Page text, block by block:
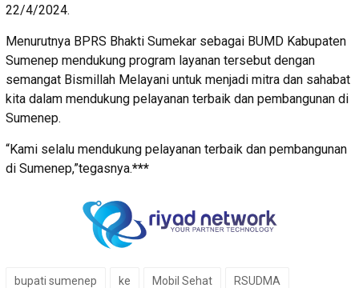
22/4/2024.
Menurutnya BPRS Bhakti Sumekar sebagai BUMD Kabupaten
Sumenep mendukung program layanan tersebut dengan
semangat Bismillah Melayani untuk menjadi mitra dan sahabat
kita dalam mendukung pelayanan terbaik dan pembangunan di
Sumenep.
“Kami selalu mendukung pelayanan terbaik dan pembangunan
di Sumenep,”tegasnya.***
bupati sumenep ke Mobil Sehat RSUDMA